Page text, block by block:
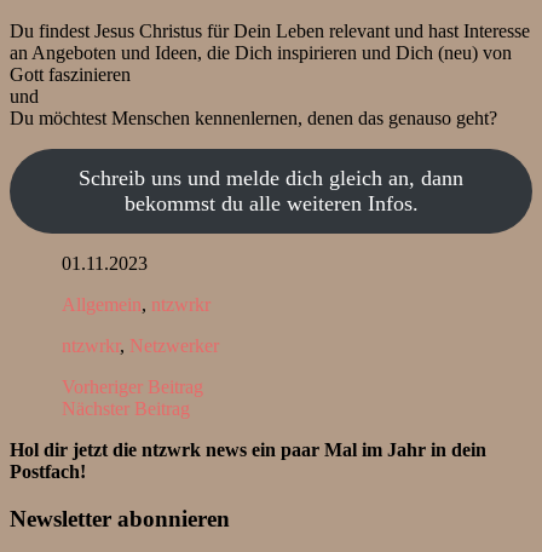
Du findest Jesus Christus für Dein Leben relevant und hast Interesse
an Angeboten und Ideen, die Dich inspirieren und Dich (neu) von
Gott faszinieren
und
Du möchtest Menschen kennenlernen, denen das genauso geht?
Schreib uns und melde dich gleich an, dann
bekommst du alle weiteren Infos.
01.11.2023
Allgemein, ntzwrkr
ntzwrkr, Netzwerker
Vorheriger Beitrag
Nächster Beitrag
Hol dir jetzt die ntzwrk news ein paar Mal im Jahr in dein
Postfach!
Newsletter abonnieren